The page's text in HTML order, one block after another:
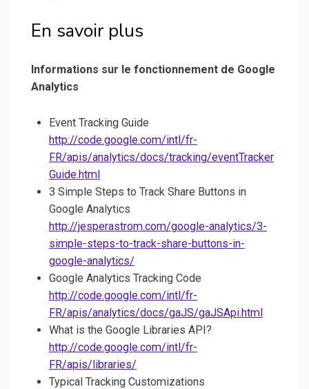
En savoir plus
Informations sur le fonctionnement de Google
Analytics
Event Tracking Guide
http://code.google.com/intl/fr-
FR/apis/analytics/docs/tracking/eventTracker
Guide.html
3 Simple Steps to Track Share Buttons in
Google Analytics
http://jesperastrom.com/google-analytics/3-
simple-steps-to-track-share-buttons-in-
google-analytics/
Google Analytics Tracking Code
http://code.google.com/intl/fr-
FR/apis/analytics/docs/gaJS/gaJSApi.html
What is the Google Libraries API?
http://code.google.com/intl/fr-
FR/apis/libraries/
Typical Tracking Customizations